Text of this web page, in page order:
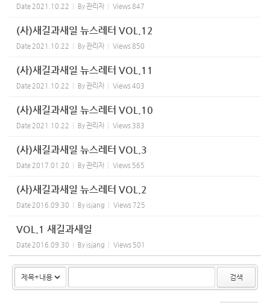
Date 2021.10.22 By관리자 Views 847
(사)새길과새일 뉴스레터 VOL.12
Date 2021.10.22 By관리자 Views 850
(사)새길과새일 뉴스레터 VOL.11
Date 2021.10.22 By관리자 Views 403
(사)새길과새일 뉴스레터 VOL.10
Date 2021.10.22 By관리자 Views 383
(사)새길과새일 뉴스레터 VOL.3
Date 2017.01.20 By관리자 Views 565
(사)새길과새일 뉴스레터 VOL.2
Date 2016.09.30 By isjang Views 725
VOL.1 새길과새일
Date 2016.09.30 By isjang Views 501
검색